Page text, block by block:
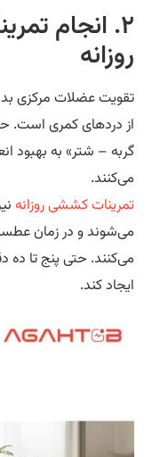
۲. انجام
دردهای کمری است.
– شتر» به بهبود
کششی روزانهنیز
و در زمان عطسه یا
حتی پنج تا ده
کند.